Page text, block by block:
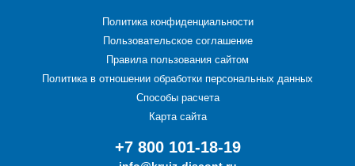
Политика конфиденциальности
Пользовательское соглашение
Правила пользования сайтом
Политика в отношении обработки персональных данных
Способы расчета
Карта сайта
+7 800 101-18-19